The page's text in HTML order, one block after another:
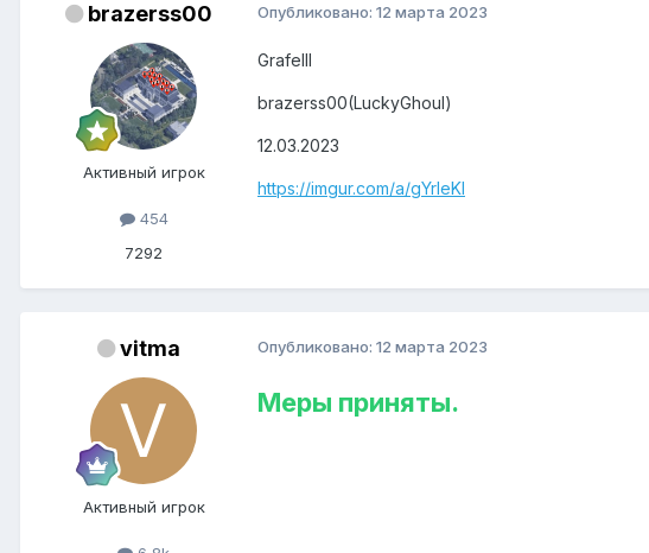
brazerss00
Активный игрок
454
7292
Опубликовано: 12 марта 2023
GrafeIII
brazerss00(LuckyGhoul)
12.03.2023
https://imgur.com/a/gYrIeKI
vitma
Активный игрок
Опубликовано: 12 марта 2023
Меры приняты.